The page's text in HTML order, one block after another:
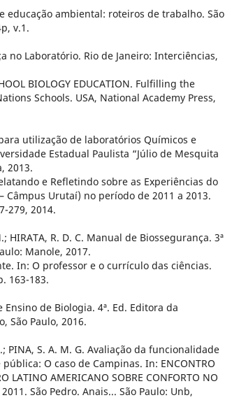
e educação ambiental: roteiros de trabalho. São
v.1.
no Laboratório. Rio de Janeiro: Interciências,
BIOLOGY EDUCATION. Fulfilling the
Schools. USA, National Academy Press,
para utilização de laboratórios Químicos e
Estadual Paulista “Júlio de Mesquita
2013.
e Refletindo sobre as Experiências do
Câmpus Urutaí) no período de 2011 a 2013.
279, 2014.
HIRATA, R. D. C. Manual de Biossegurança. 3ª
Manole, 2017.
In: O professor e o currículo das ciências.
163-183.
Ensino de Biologia. 4ª. Ed. Editora da
São Paulo, 2016.
PINA, S. A. M. G. Avaliação da funcionalidade
O caso de Campinas. In: ENCONTRO
LATINO AMERICANO SOBRE CONFORTO NO
São Pedro. Anais... São Paulo: Unb,